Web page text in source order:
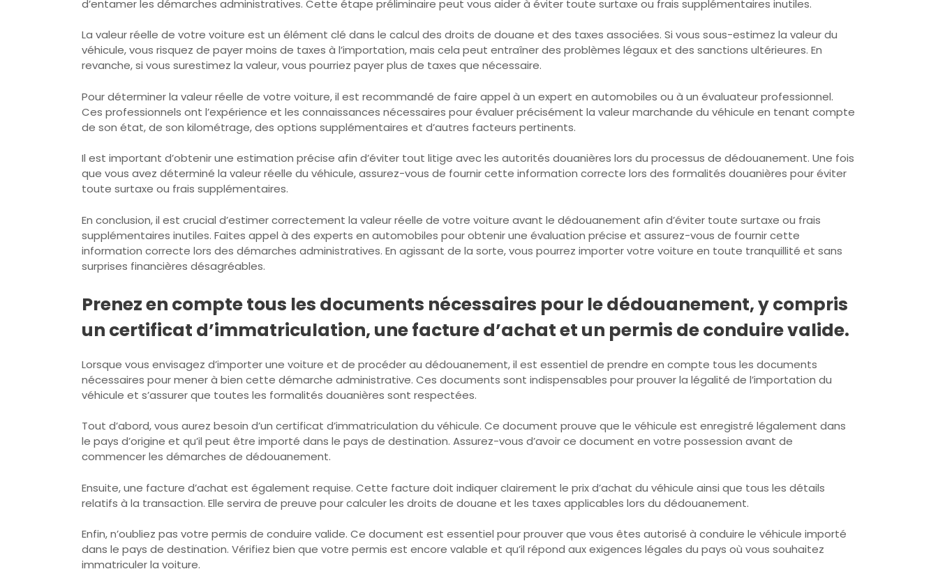
d’entamer les démarches administratives. Cette étape préliminaire peut vous aider à éviter toute surtaxe ou frais supplémentaires inutiles.
La valeur réelle de votre voiture est un élément clé dans le calcul des droits de douane et des taxes associées. Si vous sous-estimez la valeur du
véhicule, vous risquez de payer moins de taxes à l’importation, mais cela peut entraîner des problèmes légaux et des sanctions ultérieures. En
revanche, si vous surestimez la valeur, vous pourriez payer plus de taxes que nécessaire.
Pour déterminer la valeur réelle de votre voiture, il est recommandé de faire appel à un expert en automobiles ou à un évaluateur professionnel.
Ces professionnels ont l’expérience et les connaissances nécessaires pour évaluer précisément la valeur marchande du véhicule en tenant compte
de son état, de son kilométrage, des options supplémentaires et d’autres facteurs pertinents.
Il est important d’obtenir une estimation précise afin d’éviter tout litige avec les autorités douanières lors du processus de dédouanement. Une fois
que vous avez déterminé la valeur réelle du véhicule, assurez-vous de fournir cette information correcte lors des formalités douanières pour éviter
toute surtaxe ou frais supplémentaires.
En conclusion, il est crucial d’estimer correctement la valeur réelle de votre voiture avant le dédouanement afin d’éviter toute surtaxe ou frais
supplémentaires inutiles. Faites appel à des experts en automobiles pour obtenir une évaluation précise et assurez-vous de fournir cette
information correcte lors des démarches administratives. En agissant de la sorte, vous pourrez importer votre voiture en toute tranquillité et sans
surprises financières désagréables.
Prenez en compte tous les documents nécessaires pour le dédouanement, y compris
un certificat d’immatriculation, une facture d’achat et un permis de conduire valide.
Lorsque vous envisagez d’importer une voiture et de procéder au dédouanement, il est essentiel de prendre en compte tous les documents
nécessaires pour mener à bien cette démarche administrative. Ces documents sont indispensables pour prouver la légalité de l’importation du
véhicule et s’assurer que toutes les formalités douanières sont respectées.
Tout d’abord, vous aurez besoin d’un certificat d’immatriculation du véhicule. Ce document prouve que le véhicule est enregistré légalement dans
le pays d’origine et qu’il peut être importé dans le pays de destination. Assurez-vous d’avoir ce document en votre possession avant de
commencer les démarches de dédouanement.
Ensuite, une facture d’achat est également requise. Cette facture doit indiquer clairement le prix d’achat du véhicule ainsi que tous les détails
relatifs à la transaction. Elle servira de preuve pour calculer les droits de douane et les taxes applicables lors du dédouanement.
Enfin, n’oubliez pas votre permis de conduire valide. Ce document est essentiel pour prouver que vous êtes autorisé à conduire le véhicule importé
dans le pays de destination. Vérifiez bien que votre permis est encore valable et qu’il répond aux exigences légales du pays où vous souhaitez
immatriculer la voiture.